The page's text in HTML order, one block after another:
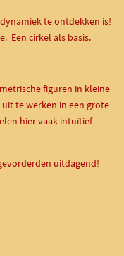
te ontdekken is!
Een cirkel als basis.
figuren in kleine
te werken in een grote
hier vaak intuïtief
uitdagend!